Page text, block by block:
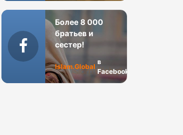
Более 8 000
братьев и
сестер!
Islam.Global
в
Facebook